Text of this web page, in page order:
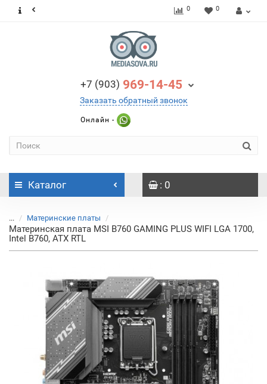
0 0
+7 (903) 969-14-45
Заказать обратный звонок
Онлайн -
Каталог : 0
... Материнские платы
Материнская плата MSI B760 GAMING PLUS WIFI LGA 1700,
Intel B760, ATX RTL